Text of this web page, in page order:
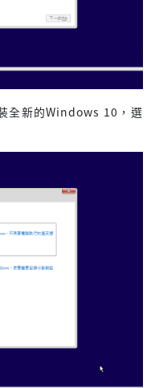
全新的Windows 10，選